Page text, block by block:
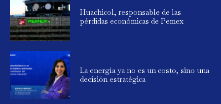
Huachicol, responsable de las
pérdidas económicas de Pemex
La energía ya no es un costo, sino una
decisión estratégica